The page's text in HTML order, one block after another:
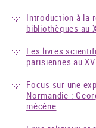
Introduction à la
bibliothèques au
Les livres
parisiennes au
Focus sur une
Normandie :
mécène